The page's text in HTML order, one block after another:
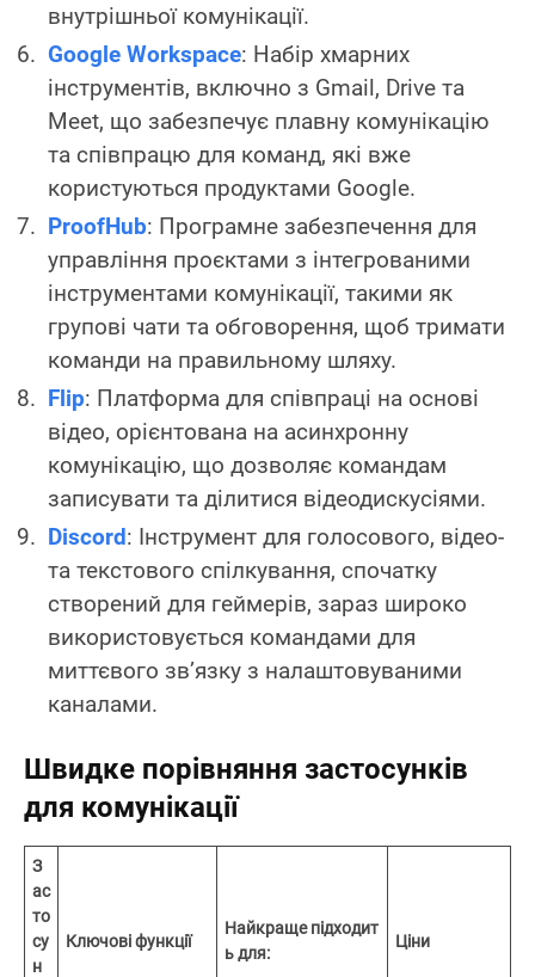
внутрішньої комунікації.
Google Workspace: Набір хмарних
інструментів, включно з Gmail, Drive та
Meet, що забезпечує плавну комунікацію
та співпрацю для команд, які вже
користуються продуктами Google.
ProofHub: Програмне забезпечення для
управління проєктами з інтегрованими
інструментами комунікації, такими як
групові чати та обговорення, щоб тримати
команди на правильному шляху.
Flip: Платформа для співпраці на основі
відео, орієнтована на асинхронну
комунікацію, що дозволяє командам
записувати та ділитися відеодискусіями.
Discord: Інструмент для голосового, відео-
та текстового спілкування, спочатку
створений для геймерів, зараз широко
використовується командами для
миттєвого зв’язку з налаштовуваними
каналами.
Швидке порівняння застосунків
для комунікації
З
ас
то
су
н
Ключові функції
Найкраще підходит
ь для:
Ціни